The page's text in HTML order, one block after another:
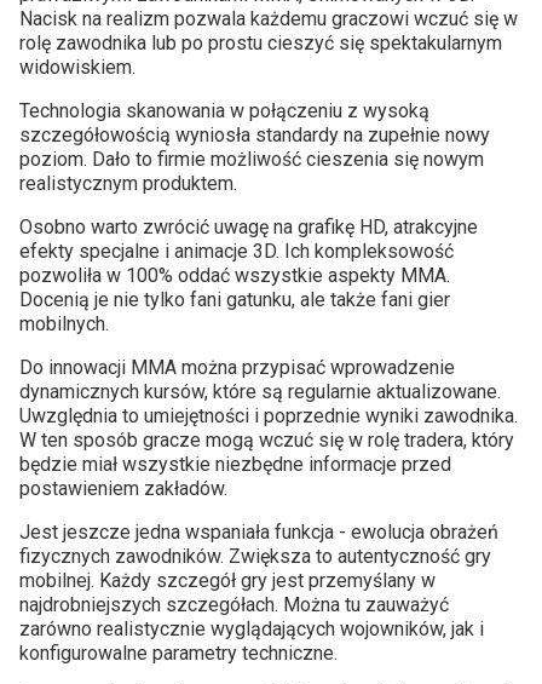
Nacisk na realizm pozwala każdemu graczowi wczuć się w
rolę zawodnika lub po prostu cieszyć się spektakularnym
widowiskiem.
Technologia skanowania w połączeniu z wysoką
szczegółowością wyniosła standardy na zupełnie nowy
poziom. Dało to firmie możliwość cieszenia się nowym
realistycznym produktem.
Osobno warto zwrócić uwagę na grafikę HD, atrakcyjne
efekty specjalne i animacje 3D. Ich kompleksowość
pozwoliła w 100% oddać wszystkie aspekty MMA.
Docenią je nie tylko fani gatunku, ale także fani gier
mobilnych.
Do innowacji MMA można przypisać wprowadzenie
dynamicznych kursów, które są regularnie aktualizowane.
Uwzględnia to umiejętności i poprzednie wyniki zawodnika.
W ten sposób gracze mogą wczuć się w rolę tradera, który
będzie miał wszystkie niezbędne informacje przed
postawieniem zakładów.
Jest jeszcze jedna wspaniała funkcja - ewolucja obrażeń
fizycznych zawodników. Zwiększa to autentyczność gry
mobilnej. Każdy szczegół gry jest przemyślany w
najdrobniejszych szczegółach. Można tu zauważyć
zarówno realistycznie wyglądających wojowników, jak i
konfigurowalne parametry techniczne.